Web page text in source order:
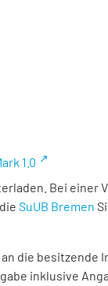
1.0
Bei einer
SuUB Bremen
die besitzende
inklusive